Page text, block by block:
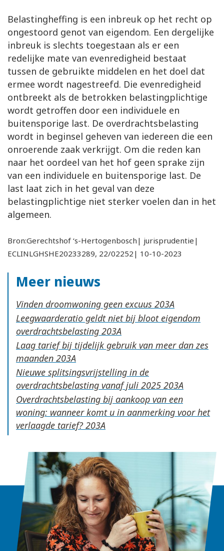
Belastingheffing is een inbreuk op het recht op
ongestoord genot van eigendom. Een dergelijke
inbreuk is slechts toegestaan als er een
redelijke mate van evenredigheid bestaat
tussen de gebruikte middelen en het doel dat
ermee wordt nagestreefd. Die evenredigheid
ontbreekt als de betrokken belastingplichtige
wordt getroffen door een individuele en
buitensporige last. De overdrachtsbelasting
wordt in beginsel geheven van iedereen die een
onroerende zaak verkrijgt. Om die reden kan
naar het oordeel van het hof geen sprake zijn
van een individuele en buitensporige last. De
last laat zich in het geval van deze
belastingplichtige niet sterker voelen dan in het
algemeen.
Bron:Gerechtshof ‘s-Hertogenbosch| jurisprudentie|
ECLINLGHSHE20233289, 22/02252| 10-10-2023
Meer nieuws
Vinden droomwoning geen excuus
Leegwaarderatio geldt niet bij bloot eigendom
overdrachtsbelasting
Laag tarief bij tijdelijk gebruik van meer dan zes
maanden
Nieuwe splitsingsvrijstelling in de
overdrachtsbelasting vanaf juli 2025
Overdrachtsbelasting bij aankoop van een
woning: wanneer komt u in aanmerking voor het
verlaagde tarief?